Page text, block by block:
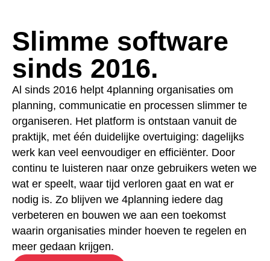
Slimme software
sinds 2016.
Al sinds 2016 helpt 4planning organisaties om
planning, communicatie en processen slimmer te
organiseren. Het platform is ontstaan vanuit de
praktijk, met één duidelijke overtuiging: dagelijks
werk kan veel eenvoudiger en efficiënter. Door
continu te luisteren naar onze gebruikers weten we
wat er speelt, waar tijd verloren gaat en wat er
nodig is. Zo blijven we 4planning iedere dag
verbeteren en bouwen we aan een toekomst
waarin organisaties minder hoeven te regelen en
meer gedaan krijgen.